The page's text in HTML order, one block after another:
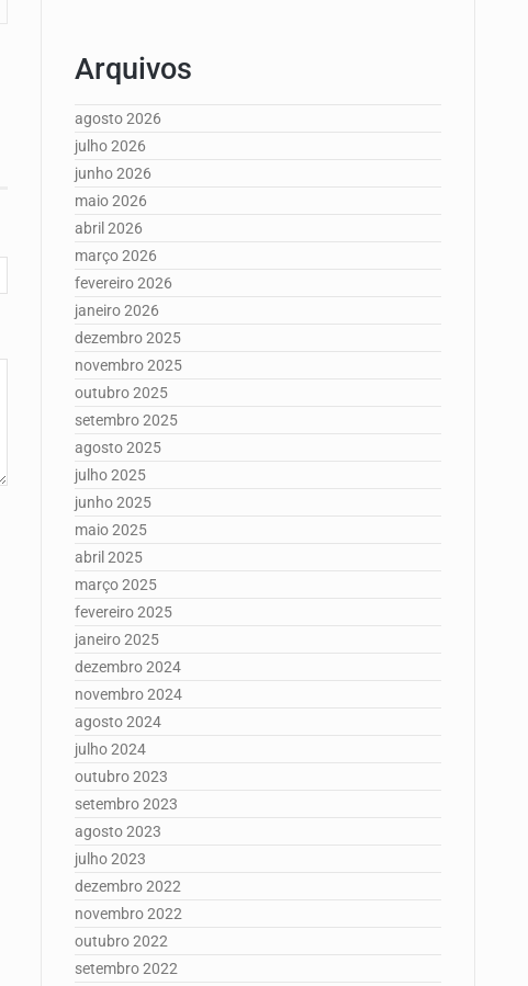
Arquivos
agosto 2026
julho 2026
junho 2026
maio 2026
abril 2026
março 2026
fevereiro 2026
janeiro 2026
dezembro 2025
novembro 2025
outubro 2025
setembro 2025
agosto 2025
julho 2025
junho 2025
maio 2025
abril 2025
março 2025
fevereiro 2025
janeiro 2025
dezembro 2024
novembro 2024
agosto 2024
julho 2024
outubro 2023
setembro 2023
agosto 2023
julho 2023
dezembro 2022
novembro 2022
outubro 2022
setembro 2022